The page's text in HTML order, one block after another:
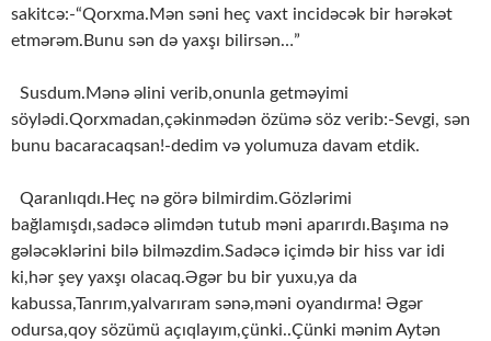
sakitcə:-“Qorxma.Mən səni heç vaxt incidəcək bir hərəkət
etmərəm.Bunu sən də yaxşı bilirsən…”
Susdum.Mənə əlini verib,onunla getməyimi
söylədi.Qorxmadan,çəkinmədən özümə söz verib:-Sevgi, sən
bunu bacaracaqsan!-dedim və yolumuza davam etdik.
Qaranlıqdı.Heç nə görə bilmirdim.Gözlərimi
bağlamışdı,sadəcə əlimdən tutub məni aparırdı.Başıma nə
gələcəklərini bilə bilməzdim.Sadəcə içimdə bir hiss var idi
ki,hər şey yaxşı olacaq.Əgər bu bir yuxu,ya da
kabussa,Tanrım,yalvarıram sənə,məni oyandırma! Əgər
odursa,qoy sözümü açıqlayım,çünki..Çünki mənim Aytən